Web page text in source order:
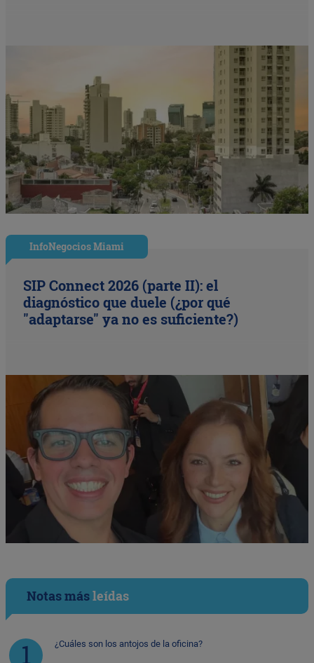
InfoNegocios Miami
SIP Connect 2026 (parte II): el
diagnóstico que duele (¿por qué
"adaptarse" ya no es suficiente?)
Notas másleídas
¿Cuáles son los antojos de la oficina?